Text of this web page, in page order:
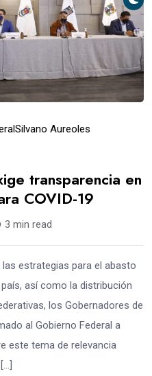
Silvano Aureoles
transparencia en
COVID-19
3 min read
estrategias para el abasto
así como la distribución
los Gobernadores de
al Gobierno Federal a
este tema de relevancia